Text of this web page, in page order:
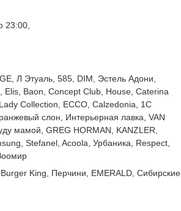
23:00,
Л Этуаль, 585, DIM, Эстель Адони,
Elis, Baon, Concept Club, House, Caterina
Collection, ECCO, Calzedonia, 1С
слон, Интерьерная лавка, VAN
мамой, GREG HORMAN, KANZLER,
Stefanel, Acoola, Урбаника, Respect,
King, Перчини, EMERALD, Сибирские